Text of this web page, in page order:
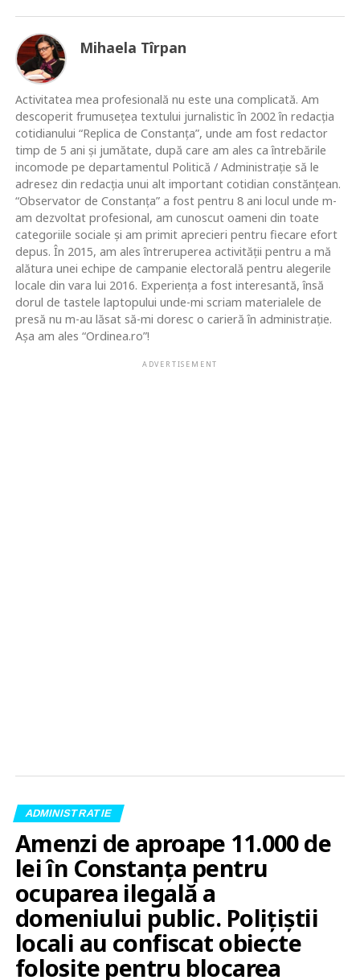
Mihaela Tîrpan
Activitatea mea profesională nu este una complicată. Am
descoperit frumusețea textului jurnalistic în 2002 în redacția
cotidianului “Replica de Constanța”, unde am fost redactor
timp de 5 ani și jumătate, după care am ales ca întrebările
incomode pe departamentul Politică / Administrație să le
adresez din redacția unui alt important cotidian constănțean.
“Observator de Constanța” a fost pentru 8 ani locul unde m-
am dezvoltat profesional, am cunoscut oameni din toate
categoriile sociale și am primit aprecieri pentru fiecare efort
depus. În 2015, am ales întreruperea activității pentru a mă
alătura unei echipe de campanie electorală pentru alegerile
locale din vara lui 2016. Experiența a fost interesantă, însă
dorul de tastele laptopului unde-mi scriam materialele de
presă nu m-au lăsat să-mi doresc o carieră în administrație.
Așa am ales “Ordinea.ro”!
ADVERTISEMENT
ADMINISTRATIE
Amenzi de aproape 11.000 de
lei în Constanța pentru
ocuparea ilegală a
domeniului public. Polițiștii
locali au confiscat obiecte
folosite pentru blocarea